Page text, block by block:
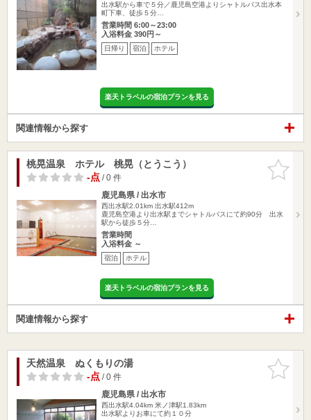
出水駅から車で５分／鹿児島空港よりシャトルバス出水本
町下車、徒歩５分…
営業時間 6:00～23:00
入浴料金 390円～
日帰り 宿泊 ホテル
楽天トラベルの宿泊プランを見る
関連情報から探す
お気に入
りに追加
桃晃温泉 ホテル 桃晃（とうこう）
-点/ 0 件
鹿児島県 / 出水市
西出水駅2.01km 出水駅412m
鹿児島空港より出水駅までシャトルバスにて約90分 出水
駅から徒歩５分…
営業時間
入浴料金 ～
宿泊 ホテル
楽天トラベルの宿泊プランを見る
関連情報から探す
お気に入
りに追加
天然温泉 ぬくもりの湯
-点/ 0 件
鹿児島県 / 出水市
西出水駅4.04km 米ノ津駅1.83km
出水駅よりお車にて約１０分